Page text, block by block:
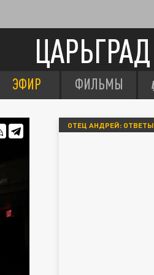
ЦАРЬГРАД
ЭФИР ФИЛЬМЫ
ОТЕЦ АНДРЕЙ: ОТВЕТЫ